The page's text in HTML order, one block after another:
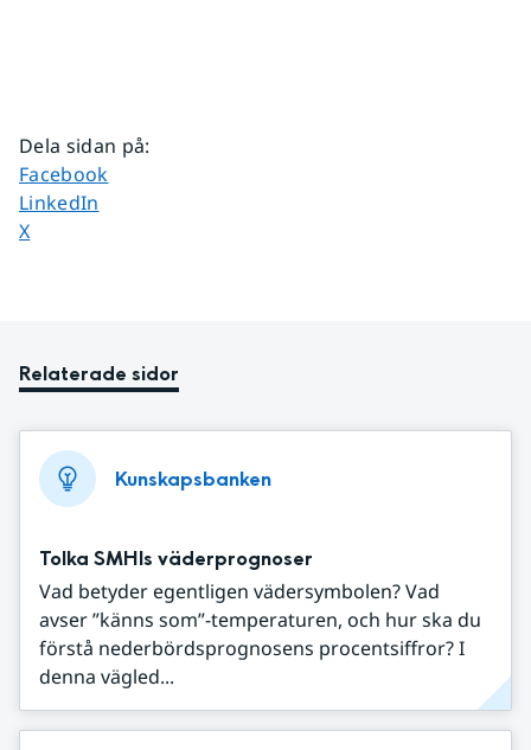
Dela sidan på:
Dela sidan på
Facebook
Dela sidan på
LinkedIn
Dela sidan på
X
Relaterade sidor
Kunskapsbanken
Tolka SMHIs väderprognoser
Vad betyder egentligen vädersymbolen? Vad
avser ”känns som”-temperaturen, och hur ska du
förstå nederbördsprognosens procentsiffror? I
denna vägled...